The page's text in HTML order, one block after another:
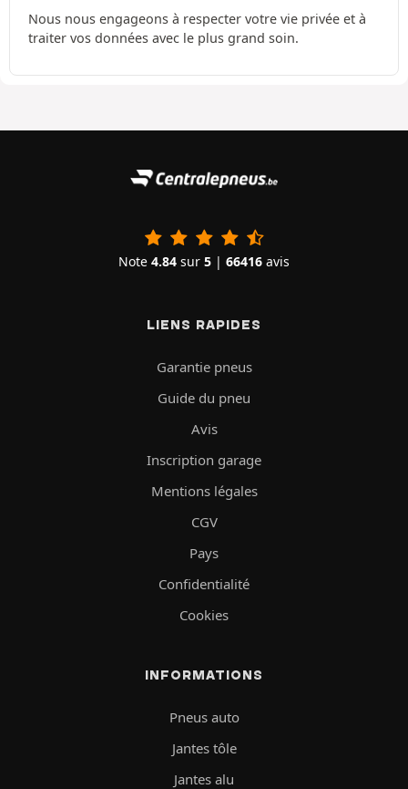
Nous nous engageons à respecter votre vie privée et à
traiter vos données avec le plus grand soin.
Note 4.84 sur 5 | 66416 avis
LIENS RAPIDES
Garantie pneus
Guide du pneu
Avis
Inscription garage
Mentions légales
CGV
Pays
Confidentialité
Cookies
INFORMATIONS
Pneus auto
Jantes tôle
Jantes alu